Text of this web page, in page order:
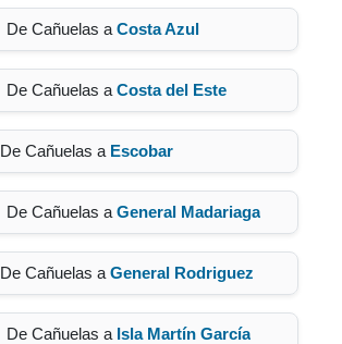
De Cañuelas a Costa Azul
De Cañuelas a Costa del Este
De Cañuelas a Escobar
De Cañuelas a General Madariaga
De Cañuelas a General Rodriguez
De Cañuelas a Isla Martín García